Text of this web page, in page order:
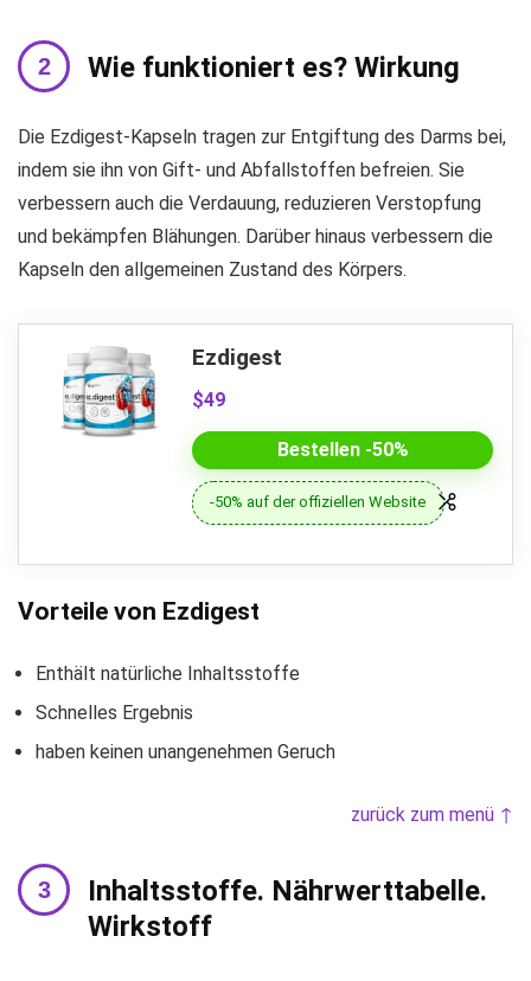
Wie funktioniert es? Wirkung
Die Ezdigest-Kapseln tragen zur Entgiftung des Darms bei,
indem sie ihn von Gift- und Abfallstoffen befreien. Sie
verbessern auch die Verdauung, reduzieren Verstopfung
und bekämpfen Blähungen. Darüber hinaus verbessern die
Kapseln den allgemeinen Zustand des Körpers.
Ezdigest
$49
Bestellen -50%
-50% auf der offiziellen Website
Vorteile von Ezdigest
Enthält natürliche Inhaltsstoffe
Schnelles Ergebnis
haben keinen unangenehmen Geruch
zurück zum menü ↑
Inhaltsstoffe. Nährwerttabelle.
Wirkstoff